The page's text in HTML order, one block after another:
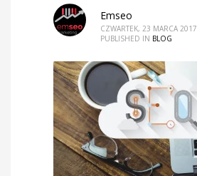
Emseo
CZWARTEK, 23 MARCA 2017
PUBLISHED IN BLOG